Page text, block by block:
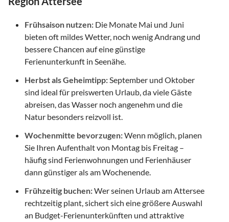
Frühsaison nutzen: Die Monate Mai und Juni
bieten oft mildes Wetter, noch wenig Andrang und
bessere Chancen auf eine günstige
Ferienunterkunft in Seenähe.
Herbst als Geheimtipp:September und Oktober
sind ideal für preiswerten Urlaub, da viele Gäste
abreisen, das Wasser noch angenehm und die
Natur besonders reizvoll ist.
Wochenmitte bevorzugen:Wenn möglich, planen
Sie Ihren Aufenthalt von Montag bis Freitag –
häufig sind Ferienwohnungen und Ferienhäuser
dann günstiger als am Wochenende.
Frühzeitig buchen:Wer seinen Urlaub am Attersee
rechtzeitig plant, sichert sich eine größere Auswahl
an Budget-Ferienunterkünften und attraktive